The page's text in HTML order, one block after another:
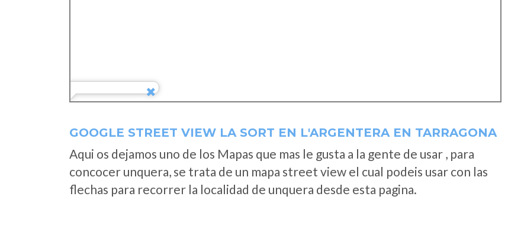
GOOGLE STREET VIEW LA SORT EN L'ARGENTERA EN TARRAGONA
Aqui os dejamos uno de los Mapas que mas le gusta a la gente de usar , para
concocer unquera, se trata de un mapa street view el cual podeis usar con las
flechas para recorrer la localidad de unquera desde esta pagina.